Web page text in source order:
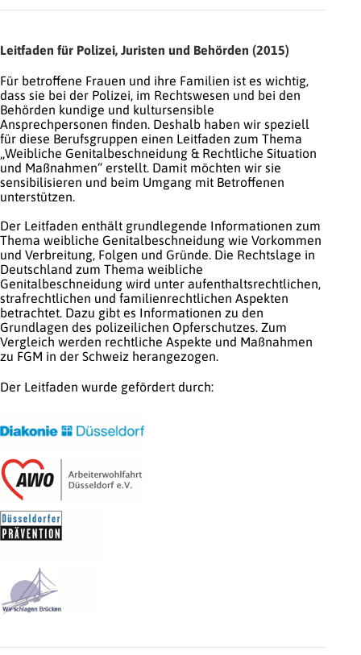
Leitfaden für Polizei, Juristen und Behörden (2015)
Für betroffene Frauen und ihre Familien ist es wichtig,
dass sie bei der Polizei, im Rechtswesen und bei den
Behörden kundige und kultursensible
Ansprechpersonen finden. Deshalb haben wir speziell
für diese Berufsgruppen einen Leitfaden zum Thema
„Weibliche Genitalbeschneidung & Rechtliche Situation
und Maßnahmen“ erstellt. Damit möchten wir sie
sensibilisieren und beim Umgang mit Betroffenen
unterstützen.
Der Leitfaden enthält grundlegende Informationen zum
Thema weibliche Genitalbeschneidung wie Vorkommen
und Verbreitung, Folgen und Gründe. Die Rechtslage in
Deutschland zum Thema weibliche
Genitalbeschneidung wird unter aufenthaltsrechtlichen,
strafrechtlichen und familienrechtlichen Aspekten
betrachtet. Dazu gibt es Informationen zu den
Grundlagen des polizeilichen Opferschutzes. Zum
Vergleich werden rechtliche Aspekte und Maßnahmen
zu FGM in der Schweiz herangezogen.
Der Leitfaden wurde gefördert durch: